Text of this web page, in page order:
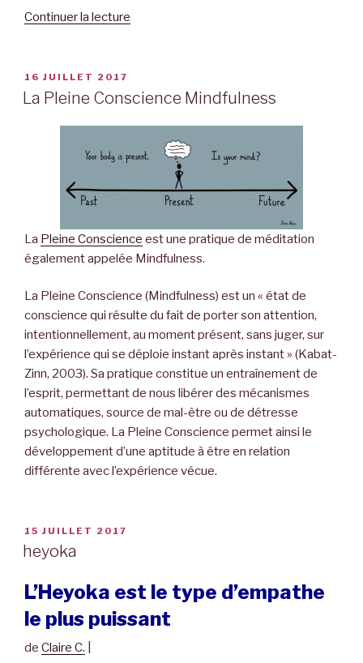
Continuer la lecture
conscience
jours »
PUBLIÉ
LE
16 JUILLET 2017
La Pleine Conscience Mindfulness
La Pleine Conscience est une pratique de méditation
également appelée Mindfulness.
La Pleine Conscience (Mindfulness) est un « état de
conscience qui résulte du fait de porter son attention,
intentionnellement, au moment présent, sans juger, sur
l’expérience qui se déploie instant après instant » (Kabat-
Zinn, 2003). Sa pratique constitue un entraînement de
l’esprit, permettant de nous libérer des mécanismes
automatiques, source de mal-être ou de détresse
psychologique. La Pleine Conscience permet ainsi le
développement d’une aptitude à être en relation
différente avec l’expérience vécue.
PUBLIÉ
LE
15 JUILLET 2017
heyoka
L’Heyoka est le type d’empathe
le plus puissant
de Claire C.